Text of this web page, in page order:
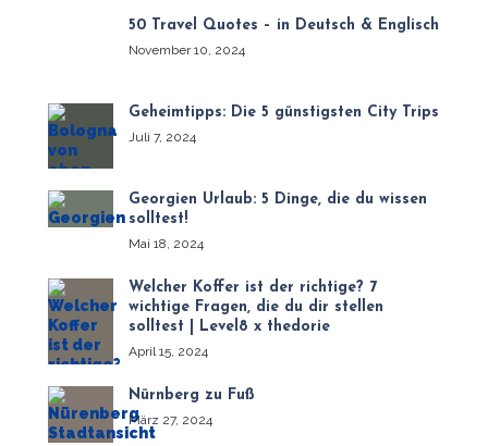
50 Travel Quotes – in Deutsch & Englisch
November 10, 2024
Geheimtipps: Die 5 günstigsten City Trips
Juli 7, 2024
Georgien Urlaub: 5 Dinge, die du wissen
solltest!
Mai 18, 2024
Welcher Koffer ist der richtige? 7
wichtige Fragen, die du dir stellen
solltest | Level8 x thedorie
April 15, 2024
Nürnberg zu Fuß
März 27, 2024